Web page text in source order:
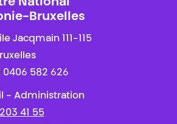
National
Bruxelles
Jacqmain 111-115
0406 582 626
- Administration
41 55